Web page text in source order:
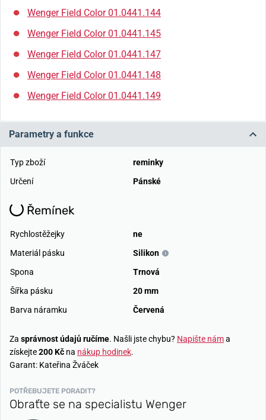
Wenger Field Color 01.0441.144
Wenger Field Color 01.0441.145
Wenger Field Color 01.0441.147
Wenger Field Color 01.0441.148
Wenger Field Color 01.0441.149
Parametry a funkce
Typ zboží
reminky
Určení
Pánské
Řemínek
Rychlostěžejky
ne
Materiál pásku
Silikon
Spona
Trnová
Šířka pásku
20 mm
Barva náramku
Červená
Za správnost údajů ručíme. Našli jste chybu? Napište náma
získejte200 Kč na nákup hodinek.
Garant: Kateřina Žváček
POTŘEBUJETE PORADIT?
Obraťte se na specialistu Wenger